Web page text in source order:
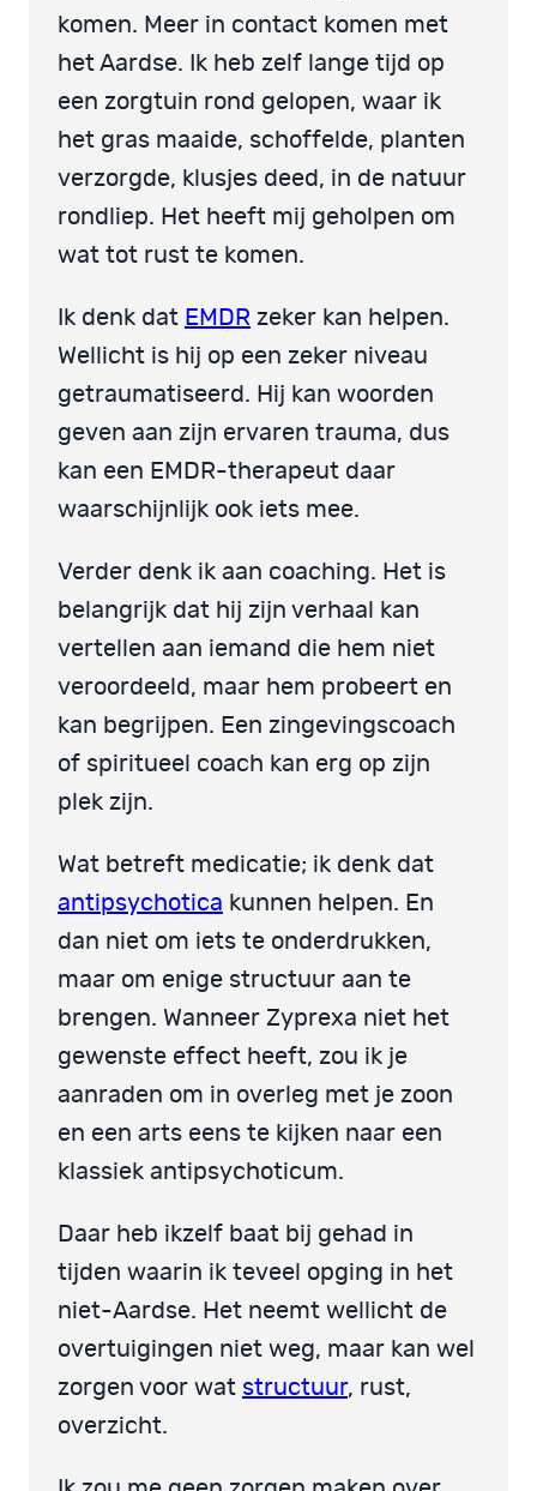
komen. Meer in contact komen met
het Aardse. Ik heb zelf lange tijd op
een zorgtuin rond gelopen, waar ik
het gras maaide, schoffelde, planten
verzorgde, klusjes deed, in de natuur
rondliep. Het heeft mij geholpen om
wat tot rust te komen.
Ik denk dat EMDR zeker kan helpen.
Wellicht is hij op een zeker niveau
getraumatiseerd. Hij kan woorden
geven aan zijn ervaren trauma, dus
kan een EMDR-therapeut daar
waarschijnlijk ook iets mee.
Verder denk ik aan coaching. Het is
belangrijk dat hij zijn verhaal kan
vertellen aan iemand die hem niet
veroordeeld, maar hem probeert en
kan begrijpen. Een zingevingscoach
of spiritueel coach kan erg op zijn
plek zijn.
Wat betreft medicatie; ik denk dat
antipsychotica kunnen helpen. En
dan niet om iets te onderdrukken,
maar om enige structuur aan te
brengen. Wanneer Zyprexa niet het
gewenste effect heeft, zou ik je
aanraden om in overleg met je zoon
en een arts eens te kijken naar een
klassiek antipsychoticum.
Daar heb ikzelf baat bij gehad in
tijden waarin ik teveel opging in het
niet-Aardse. Het neemt wellicht de
overtuigingen niet weg, maar kan wel
zorgen voor wat structuur, rust,
overzicht.